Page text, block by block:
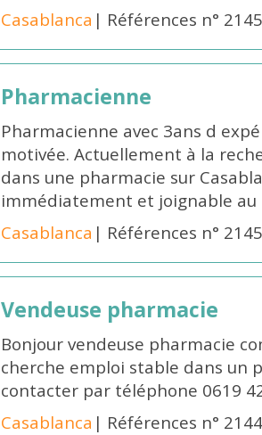
Casablanca | Références n°
Pharmacienne
Pharmacienne avec 3ans d
motivée. Actuellement à la
dans une pharmacie sur
immédiatement et joignable au
Casablanca | Références n°
Vendeuse pharmacie
Bonjour vendeuse pharmacie
cherche emploi stable dans un
contacter par téléphone 0619
Casablanca | Références n°